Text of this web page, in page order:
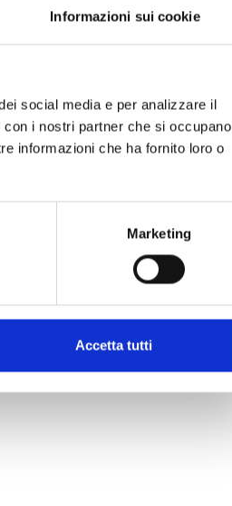
Informazioni sui cookie
social media e per analizzare il
i nostri partner che si occupano
informazioni che ha fornito loro o
Marketing
Accetta tutti